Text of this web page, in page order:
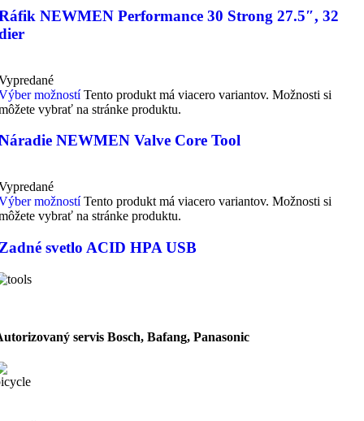
NEWMEN Performance 30 Strong 27.5″, 32
možností Tento produkt má viacero variantov. Možnosti si
vybrať na stránke produktu.
NEWMEN Valve Core Tool
možností Tento produkt má viacero variantov. Možnosti si
vybrať na stránke produktu.
svetlo ACID HPA USB
servis Bosch, Bafang, Panasonic